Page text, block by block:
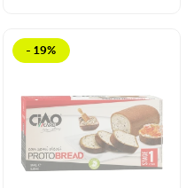
- 19%